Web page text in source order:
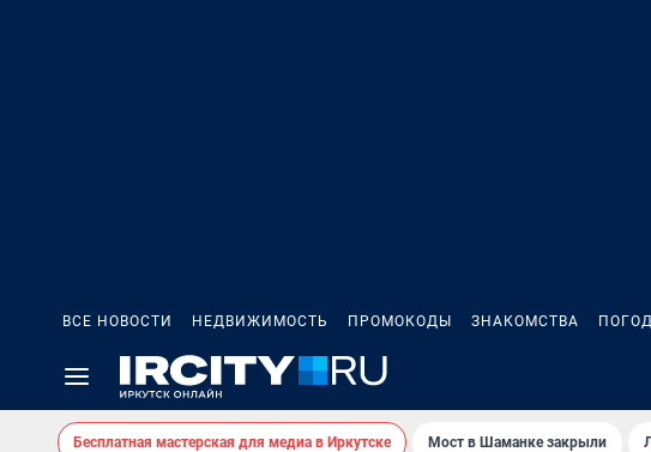
ВСЕ НОВОСТИ НЕДВИЖИМОСТЬ ПРОМОКОДЫ ЗНАКОМСТВА
Бесплатная мастерская для медиа в Иркутске Мост в Шаманке закрыли